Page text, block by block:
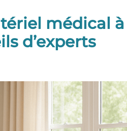
médical à
d’experts